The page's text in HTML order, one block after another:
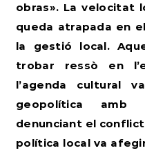
obras». La velocitat
queda atrapada en
la gestió local.
trobar ressò en
l’agenda
geopolítica amb
denunciant el
política local va